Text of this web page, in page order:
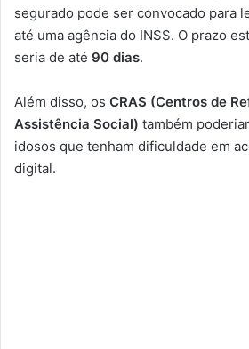
segurado pode ser convocado para
até uma agência do INSS. O prazo
seria de até 90 dias.
Além disso, os CRAS (Centros de
Assistência Social) também
idosos que tenham dificuldade em
digital.